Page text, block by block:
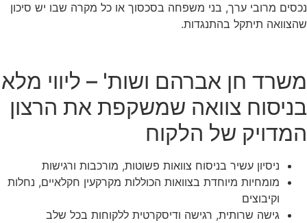
נכסים מרובי ערך, בני משפחה בסכסוך או כל מקרה שבו יש סיכון
שהצוואה תיתקל בהתנגדות.
משרד חן אברהם ושות' – ליווי מלא
בניסוח צוואה שמשקפת את הרצון
המדויק של הלקוח
ניסיון עשיר בניסוח צוואות פשוטות, מורכבות ורגישות
מומחיות מיוחדת בצוואות הכוללות מקרקעין חקלאיים, נחלות
וקיבוצים
גישה שרותית, רגישה ודיסקרטית ללקוחות בכל שלב